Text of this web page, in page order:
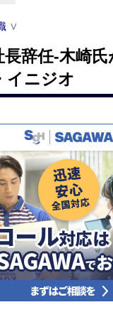
∨
長辞任‐木崎
イニジオ